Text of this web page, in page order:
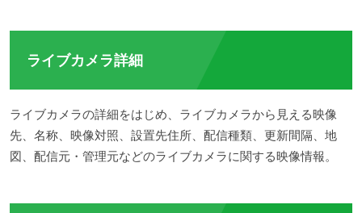
ライブカメラ詳細
ライブカメラの詳細をはじめ、ライブカメラから見える映像
先、名称、映像対照、設置先住所、配信種類、更新間隔、地
図、配信元・管理元などのライブカメラに関する映像情報。